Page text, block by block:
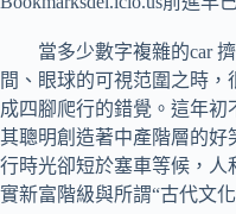
當多少數字複雜的car 擠
間、眼球的可視范圍之時
成四腳爬行的錯覺。這年
其聰明創造著中產階層的
行時光卻短於塞車等候，
實新富階級與所謂“古代文